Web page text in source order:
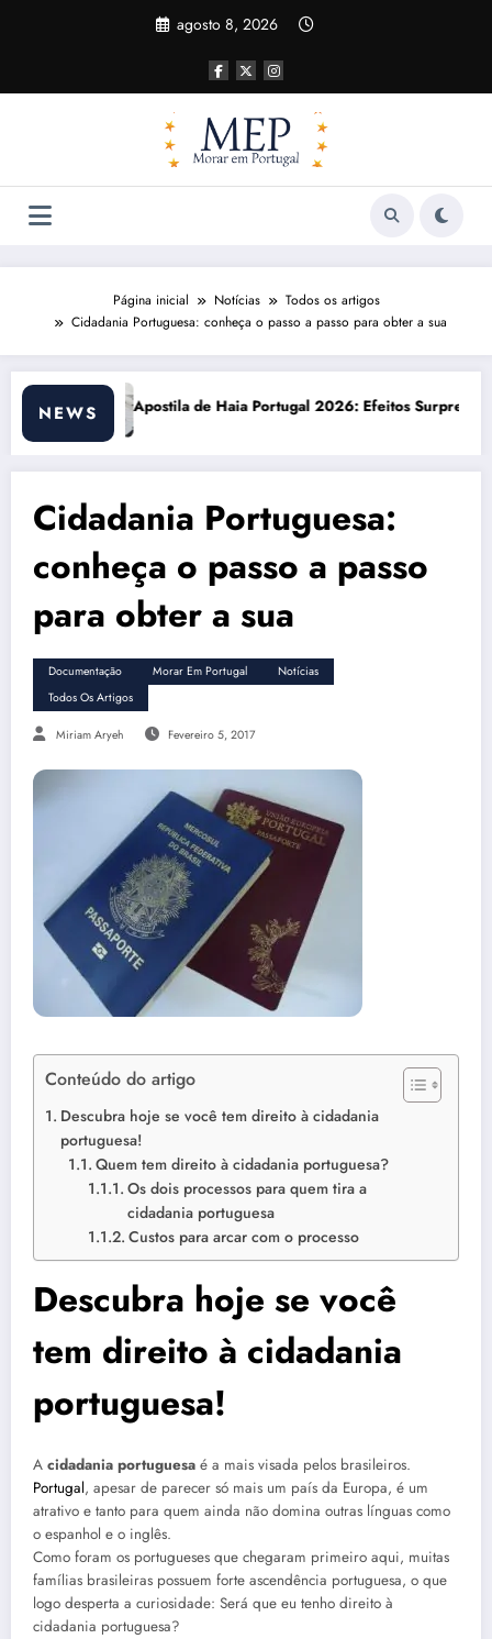
agosto 8, 2026
Página inicial Notícias
Todos os artigos
Cidadania Portuguesa: conheça o passo a passo para obter a sua
NEWS
2026: Efeitos Surpreendentes e OportunidadesCusto de vida em
Cidadania Portuguesa:
conheça o passo a passo
para obter a sua
Documentação Morar Em Portugal
Notícias
Todos Os Artigos
Miriam Aryeh Fevereiro 5, 2017
Conteúdo do artigo
Descubra hoje se você tem direito à cidadania
portuguesa!
Quem tem direito à cidadania portuguesa?
Os dois processos para quem tira a
cidadania portuguesa
Custos para arcar com o processo
Descubra hoje se você
tem direito à cidadania
portuguesa!
A cidadania portuguesa é a mais visada pelos brasileiros.
Portugal, apesar de parecer só mais um país da Europa, é um
atrativo e tanto para quem ainda não domina outras línguas como
o espanhol e o inglês.
Como foram os portugueses que chegaram primeiro aqui, muitas
famílias brasileiras possuem forte ascendência portuguesa, o que
logo desperta a curiosidade: Será que eu tenho direito à
cidadania portuguesa?